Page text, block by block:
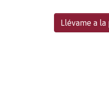
Llévame a